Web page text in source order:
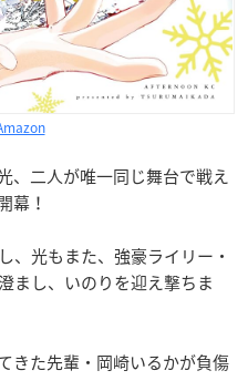
、二人が唯一同じ舞台で戦え
幕！
、光もまた、強豪ライリー・
まし、いのりを迎え撃ちま
きた先輩・岡崎いるかが負傷